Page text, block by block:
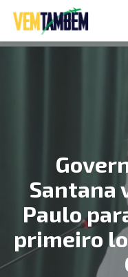
Santana
Paulo
primeiro